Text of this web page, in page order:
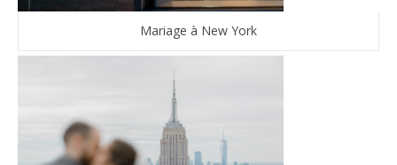
Mariage à New York